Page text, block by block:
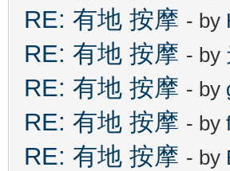
RE: 有地 按摩 - by
RE: 有地 按摩 - by
RE: 有地 按摩 - by
RE: 有地 按摩 - by
RE: 有地 按摩 - by